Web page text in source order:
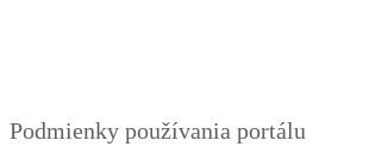
Podmienky používania portálu